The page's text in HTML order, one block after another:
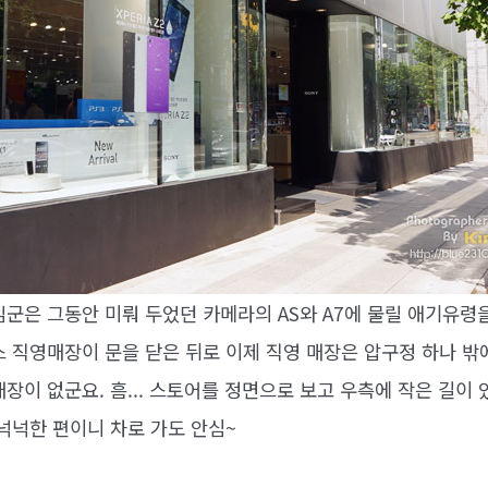
은 그동안 미뤄 두었던 카메라의 AS와 A7에 물릴 애기유령
직영매장이 문을 닫은 뒤로 이제 직영 매장은 압구정 하나
이 없군요. 흠... 스토어를 정면으로 보고 우측에 작은 길이
넉한 편이니 차로 가도 안심~